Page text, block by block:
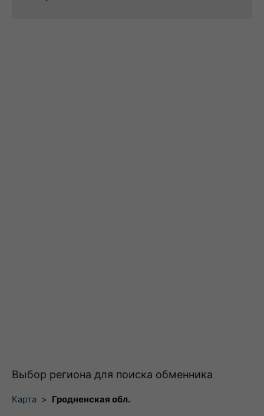
Выбор региона для поиска обменника
Карта > Гродненская обл.